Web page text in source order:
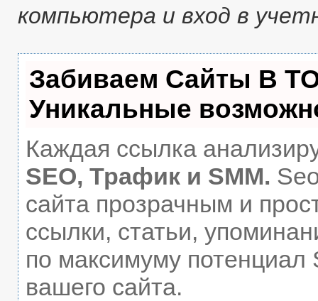
компьютера и вход в
Забиваем Сайты В
Уникальные
Каждая ссылка
SEO, Трафик и SMM.
сайта прозрачным и
ссылки, статьи,
по максимуму
вашего сайта.